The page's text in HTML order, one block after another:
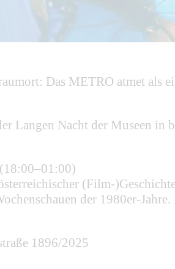
Das METRO atmet als
Langen Nacht der Museen
(Film-
der 1980er-
1896/2025